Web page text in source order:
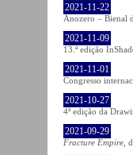
2021-11-22
Anozero – Bienal
2021-11-09
13.ª edição
2021-11-01
Congresso
2021-10-27
4ª edição da
2021-09-29
Fracture Empire ,